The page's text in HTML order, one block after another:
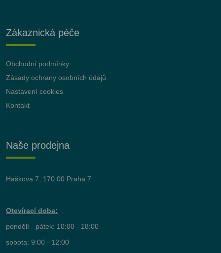
Zákaznická péče
Obchodní podmínky
Zásady ochrany osobních údajů
Nastavení cookies
Kontakt
Naše prodejna
Haškova 7, 170 00 Praha 7
Otevírací doba:
pondělí - pátek: 10:00 - 18:00
sobota: 9:00 - 12:00